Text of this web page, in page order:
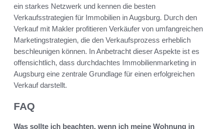
ein starkes Netzwerk und kennen die besten
Verkaufsstrategien für Immobilien in Augsburg. Durch den
Verkauf mit Makler profitieren Verkäufer von umfangreichen
Marketingstrategien, die den Verkaufsprozess erheblich
beschleunigen können. In Anbetracht dieser Aspekte ist es
offensichtlich, dass durchdachtes Immobilienmarketing in
Augsburg eine zentrale Grundlage für einen erfolgreichen
Verkauf darstellt.
FAQ
Was sollte ich beachten, wenn ich meine Wohnung in